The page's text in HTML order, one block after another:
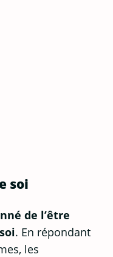
soi
de l’être
. En répondant
les